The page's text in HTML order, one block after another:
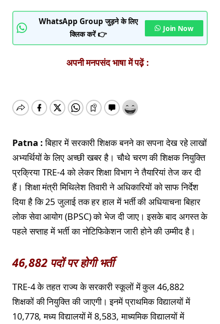
WhatsApp Group जुड़ने के लिए
क्लिक करें 👉
Join Now
अपनी मनपसंद भाषा में पढ़ें :
Patna : बिहार में सरकारी शिक्षक बनने का सपना देख रहे लाखों
अभ्यर्थियों के लिए अच्छी खबर है। चौथे चरण की शिक्षक नियुक्ति
प्रक्रिया TRE-4 को लेकर शिक्षा विभाग ने तैयारियां तेज कर दी
हैं। शिक्षा मंत्री मिथिलेश तिवारी ने अधिकारियों को साफ निर्देश
दिया है कि 25 जुलाई तक हर हाल में भर्ती की अधियाचना बिहार
लोक सेवा आयोग (BPSC) को भेज दी जाए। इसके बाद अगस्त के
पहले सप्ताह में भर्ती का नोटिफिकेशन जारी होने की उम्मीद है।
46,882 पदों पर होगी भर्ती
TRE-4 के तहत राज्य के सरकारी स्कूलों में कुल 46,882
शिक्षकों की नियुक्ति की जाएगी। इनमें प्राथमिक विद्यालयों में
10,778, मध्य विद्यालयों में 8,583, माध्यमिक विद्यालयों में